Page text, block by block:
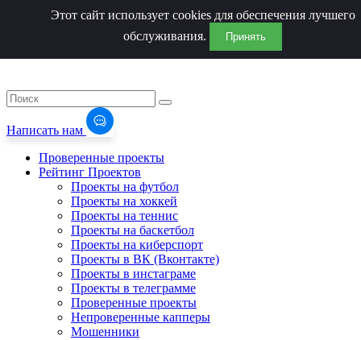
Написать нам
Проверенные проекты
Рейтинг Проектов
Проекты на футбол
Проекты на хоккей
Проекты на теннис
Проекты на баскетбол
Проекты на киберспорт
Проекты в ВК (Вконтакте)
Проекты в инстаграме
Проекты в телеграмме
Проверенные проекты
Непроверенные капперы
Мошенники
Этот сайт использует cookies для обеспечения лучшего
обслуживания.
Принять